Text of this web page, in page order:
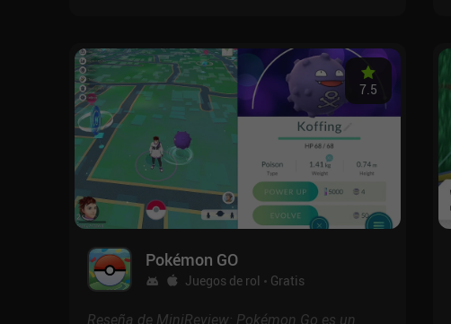
Pokémon GO
Juegos de rol Gratis
7.5
Reseña de MiniReview: Pokémon Go es un